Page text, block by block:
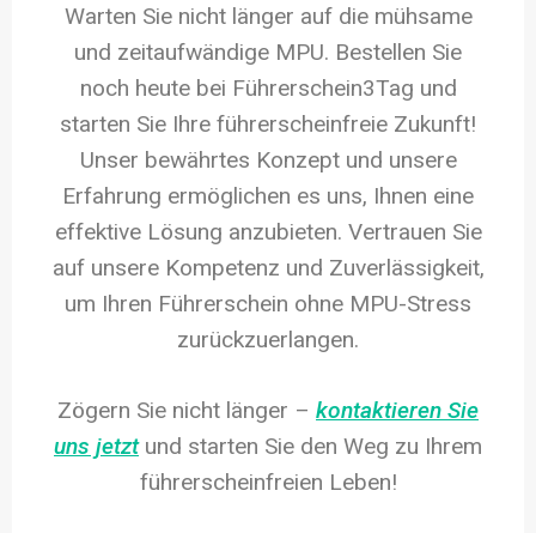
Warten Sie nicht länger auf die mühsame
und zeitaufwändige MPU. Bestellen Sie
noch heute bei Führerschein3Tag und
starten Sie Ihre führerscheinfreie Zukunft!
Unser bewährtes Konzept und unsere
Erfahrung ermöglichen es uns, Ihnen eine
effektive Lösung anzubieten. Vertrauen Sie
auf unsere Kompetenz und Zuverlässigkeit,
um Ihren Führerschein ohne MPU-Stress
zurückzuerlangen.
Zögern Sie nicht länger – kontaktieren Sie
uns jetztund starten Sie den Weg zu Ihrem
führerscheinfreien Leben!